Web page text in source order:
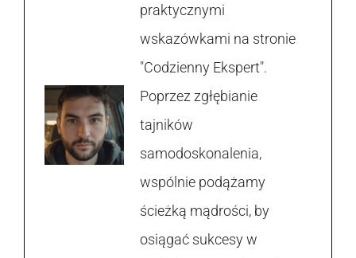
praktycznymi
wskazówkami na stronie
"Codzienny Ekspert".
Poprzez zgłębianie
tajników
samodoskonalenia,
wspólnie podążamy
ścieżką mądrości, by
osiągać sukcesy w